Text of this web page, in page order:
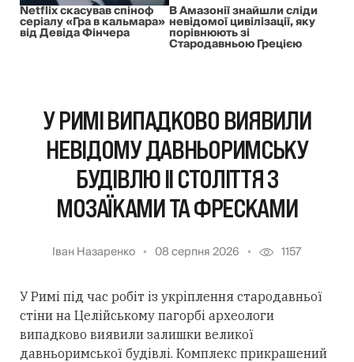
Netflix скасував спіноф
серіалу «Гра в кальмара»
від Девіда Фінчера
В Амазонії знайшли сліди
невідомої цивілізації, яку
порівнюють зі
Стародавньою Грецією
У РИМІ ВИПАДКОВО ВИЯВИЛИ
НЕВІДОМУ ДАВНЬОРИМСЬКУ
БУДІВЛЮ II СТОЛІТТЯ З
МОЗАЇКАМИ ТА ФРЕСКАМИ
Іван Назаренко 08 серпня 2026 1157
У Римі під час робіт із укріплення стародавньої
стіни на Целійському пагорбі археологи
випадково виявили залишки великої
давньоримської будівлі. Комплекс прикрашений